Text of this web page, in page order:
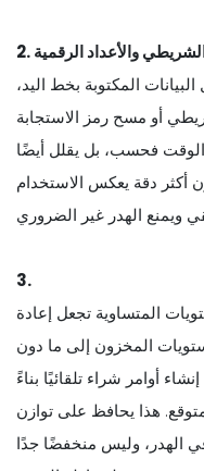
والأعداد الرقمية
المكتوبة بخط اليد،
أو مسح رمز الاستجابة
الوقت فحسب، بل يقلل أيضًا
أكثر دقة يعكس الاستخدام
3.
المتساوية تجعل إعادة
المخزون إلى ما دون
أوامر شراء تلقائيًا بناءً
هذا يحافظ على توازن
الهدر، وليس منخفضًا جدًا